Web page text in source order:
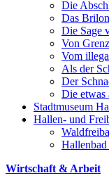
Die
Das
Die Sage
Von
Vom
Als der
Der
Die etwas
Stadtmuseum
Hallen- und
Wirtschaft & Arbeit